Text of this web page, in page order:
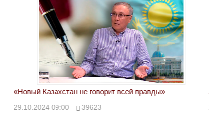
«Новый Казахстан не говорит всей правды»
29.10.2024 09:00 39623